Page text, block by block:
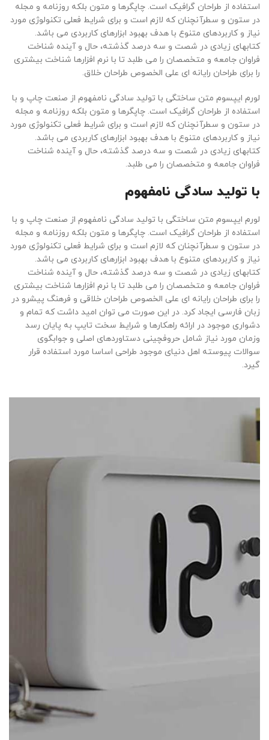
استفاده از طراحان گرافیک است. چاپگرها و متون بلکه روزنامه و مجله
در ستون و سطرآنچنان که لازم است و برای شرایط فعلی تکنولوژی مورد
نیاز و کاربردهای متنوع با هدف بهبود ابزارهای کاربردی می باشد.
کتابهای زیادی در شصت و سه درصد گذشته، حال و آینده شناخت
فراوان جامعه و متخصصان را می طلبد تا با نرم افزارها شناخت بیشتری
را برای طراحان رایانه ای علی الخصوص طراحان خلاق.
لورم ایپسوم متن ساختگی با تولید سادگی نامفهوم از صنعت چاپ و با
استفاده از طراحان گرافیک است. چاپگرها و متون بلکه روزنامه و مجله
در ستون و سطرآنچنان که لازم است و برای شرایط فعلی تکنولوژی مورد
نیاز و کاربردهای متنوع با هدف بهبود ابزارهای کاربردی می باشد.
کتابهای زیادی در شصت و سه درصد گذشته، حال و آینده شناخت
فراوان جامعه و متخصصان را می طلبد.
با تولید سادگی نامفهوم
لورم ایپسوم متن ساختگی با تولید سادگی نامفهوم از صنعت چاپ و با
استفاده از طراحان گرافیک است. چاپگرها و متون بلکه روزنامه و مجله
در ستون و سطرآنچنان که لازم است و برای شرایط فعلی تکنولوژی مورد
نیاز و کاربردهای متنوع با هدف بهبود ابزارهای کاربردی می باشد.
کتابهای زیادی در شصت و سه درصد گذشته، حال و آینده شناخت
فراوان جامعه و متخصصان را می طلبد تا با نرم افزارها شناخت بیشتری
را برای طراحان رایانه ای علی الخصوص طراحان خلاقی و فرهنگ پیشرو در
زبان فارسی ایجاد کرد. در این صورت می توان امید داشت که تمام و
دشواری موجود در ارائه راهکارها و شرایط سخت تایپ به پایان رسد
وزمان مورد نیاز شامل حروفچینی دستاوردهای اصلی و جوابگوی
سوالات پیوسته اهل دنیای موجود طراحی اساسا مورد استفاده قرار
گیرد.